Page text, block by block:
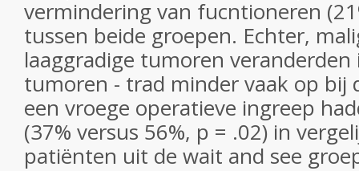
vermindering van fucntioneren
tussen beide groepen. Echter,
laaggradige tumoren veranderden
tumoren - trad minder vaak op bij
een vroege operatieve ingreep
(37% versus 56%, p = .02) in
patiënten uit de wait and see